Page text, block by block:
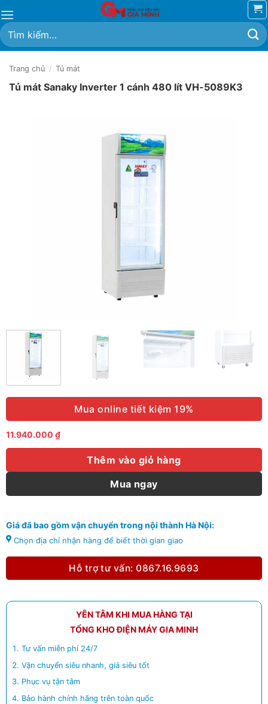
qua
nội
dung
Tìm
kiếm:
Trang chủ / Tủ mát
Tủ mát Sanaky Inverter 1 cánh 480 lít VH-5089K3
Mua online tiết kiệm 19%
11.940.000 ₫
Thêm vào giỏ hàng
Mua ngay
Giá đã bao gồm vận chuyển trong nội thành Hà Nội:
Chọn địa chỉ nhận hàng để biết thời gian giao
Hỗ trợ tư vấn: 0867.16.9693
YÊN TÂM KHI MUA HÀNG TẠI
TỔNG KHO ĐIỆN MÁY GIA MINH
Tư vấn miễn phí 24/7
Vận chuyển siêu nhanh, giá siêu tốt
Phục vụ tận tâm
Bảo hành chính hãng trên toàn quốc